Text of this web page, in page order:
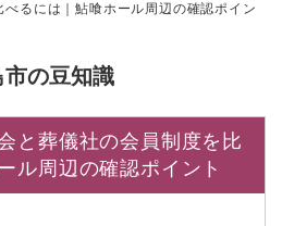
るには｜鮎喰ホール周辺の確認ポイン
市の豆知識
と葬儀社の会員制度を比
ル周辺の確認ポイント